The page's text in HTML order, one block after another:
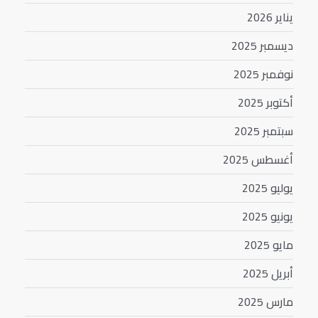
يناير 2026
ديسمبر 2025
نوفمبر 2025
أكتوبر 2025
سبتمبر 2025
أغسطس 2025
يوليو 2025
يونيو 2025
مايو 2025
أبريل 2025
مارس 2025